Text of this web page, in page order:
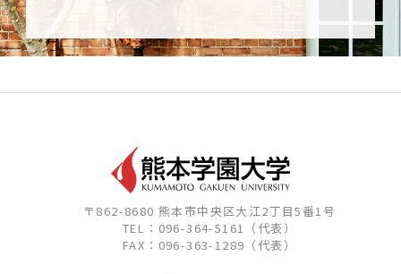
〒862-8680 熊本市中央区大江2丁目5番1号
TEL：096-364-5161（代表）
FAX：096-363-1289（代表）